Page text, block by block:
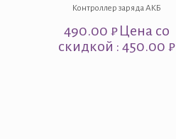
Контроллер заряда АКБ
490.00₽Цена со
скидкой : 450.00 ₽